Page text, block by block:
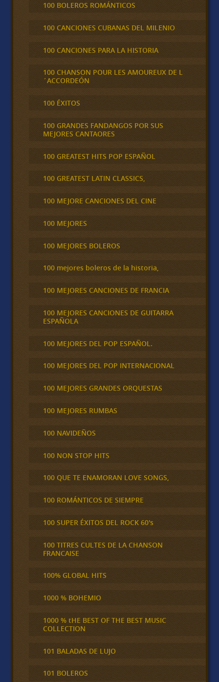
100 BOLEROS ROMÁNTICOS
100 CANCIONES CUBANAS DEL MILENIO
100 CANCIONES PARA LA HISTORIA
100 CHANSON POUR LES AMOUREUX DE L
´ACCORDEÓN
100 ÉXITOS
100 GRANDES FANDANGOS POR SUS
MEJORES CANTAORES
100 GREATEST HITS POP ESPAÑOL
100 GREATEST LATIN CLASSICS,
100 MEJORE CANCIONES DEL CINE
100 MEJORES
100 MEJORES BOLEROS
100 mejores boleros de la historia,
100 MEJORES CANCIONES DE FRANCIA
100 MEJORES CANCIONES DE GUITARRA
ESPAÑOLA
100 MEJORES DEL POP ESPAÑOL.
100 MEJORES DEL POP INTERNACIONAL
100 MEJORES GRANDES ORQUESTAS
100 MEJORES RUMBAS
100 NAVIDEÑOS
100 NON STOP HITS
100 QUE TE ENAMORAN LOVE SONGS,
100 ROMÁNTICOS DE SIEMPRE
100 SUPER ÉXITOS DEL ROCK 60's
100 TITRES CULTES DE LA CHANSON
FRANCAISE
100% GLOBAL HITS
1000 % BOHEMIO
1000 % tHE BEST OF THE BEST MUSIC
COLLECTION
101 BALADAS DE LUJO
101 BOLEROS